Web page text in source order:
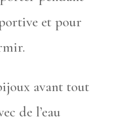
et pour
avant tout
de l’eau